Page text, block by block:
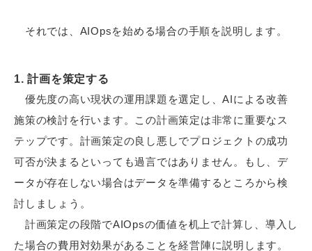
それでは、AIOpsを始める場合の手順を説明します。
1. 計画を策定する
優先度の高い現状の運用課題を選定し、AIによる改善
施策の検討を行います。この計画策定は非常に重要なス
テップです。計画策定の良し悪しでプロジェクトの成功
可否が決まるといっても過言ではありません。もし、デ
ータが存在しない場合はデータを準備するところから検
討しましょう。
計画策定の段階でAIOpsの価値を机上で計算し、導入し
た場合の費用対効果があることを経営陣に説明します。